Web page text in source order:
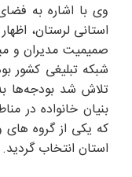
وی با اشاره به
استانی لرستان،
صمیمیت مدیران و
شبکه تبلیغی کشور
تلاش شد بودجه‌ها
بنیان خانواده در
که یکی از گروه های
استان انتخاب گردید.